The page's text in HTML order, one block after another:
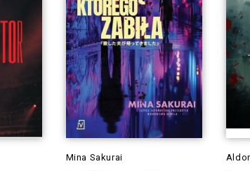
Mina Sakurai